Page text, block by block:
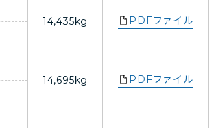
14,435kg
PDFファイル
14,695kg
PDFファイル